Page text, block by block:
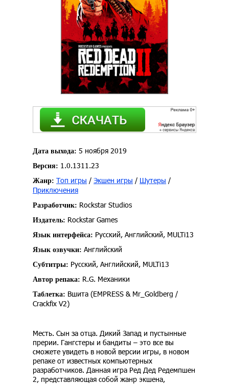
Дата выхода: 5 ноября 2019
Версия: 1.0.1311.23
Жанр: Топ игры / Экшен игры / Шутеры /
Приключения
Разработчик: Rockstar Studios
Издатель: Rockstar Games
Язык интерфейса: Русский, Английский, MULTi13
Язык озвучки: Английский
Субтитры: Русский, Английский, MULTi13
Автор репака: R.G. Механики
Таблетка: Вшита (EMPRESS & Mr_Goldberg /
Crackfix V2)
Месть. Сын за отца. Дикий Запад и пустынные
прерии. Гангстеры и бандиты – это все вы
сможете увидеть в новой версии игры, в новом
репаке от известных компьютерных
разработчиков. Данная игра Ред Дед Редемпшен
2, представляющая собой жанр экшена,